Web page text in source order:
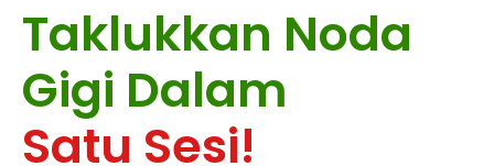
Taklukkan Noda
Gigi Dalam
Satu Sesi!